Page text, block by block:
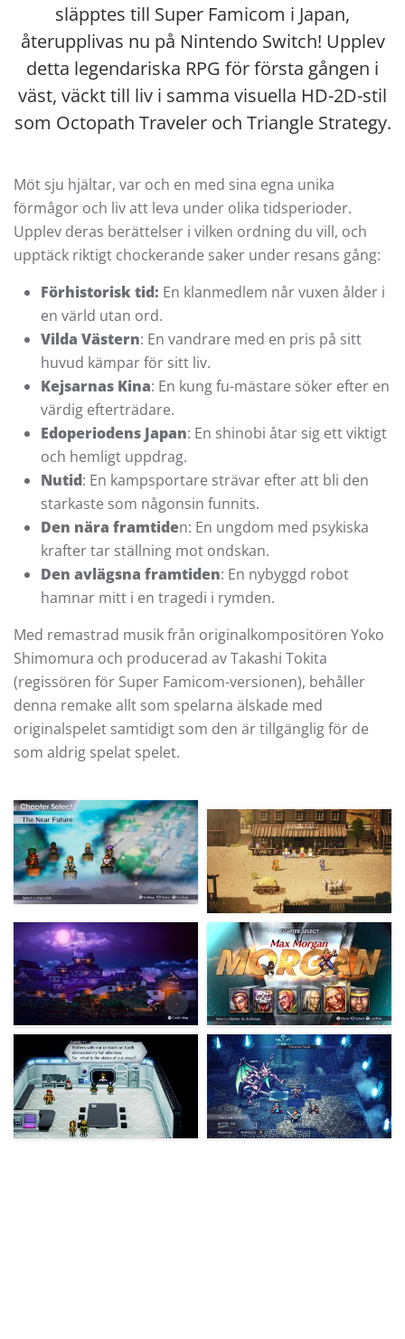
släpptes till Super Famicom i Japan,
återupplivas nu på Nintendo Switch! Upplev
detta legendariska RPG för första gången i
väst, väckt till liv i samma visuella HD-2D-stil
som Octopath Traveler och Triangle Strategy.
Möt sju hjältar, var och en med sina egna unika
förmågor och liv att leva under olika tidsperioder.
Upplev deras berättelser i vilken ordning du vill, och
upptäck riktigt chockerande saker under resans gång:
Förhistorisk tid: En klanmedlem når vuxen ålder i
en värld utan ord.
Vilda Västern: En vandrare med en pris på sitt
huvud kämpar för sitt liv.
Kejsarnas Kina: En kung fu-mästare söker efter en
värdig efterträdare.
Edoperiodens Japan: En shinobi åtar sig ett viktigt
och hemligt uppdrag.
Nutid: En kampsportare strävar efter att bli den
starkaste som någonsin funnits.
Den nära framtiden: En ungdom med psykiska
krafter tar ställning mot ondskan.
Den avlägsna framtiden: En nybyggd robot
hamnar mitt i en tragedi i rymden.
Med remastrad musik från originalkompositören Yoko
Shimomura och producerad av Takashi Tokita
(regissören för Super Famicom-versionen), behåller
denna remake allt som spelarna älskade med
originalspelet samtidigt som den är tillgänglig för de
som aldrig spelat spelet.